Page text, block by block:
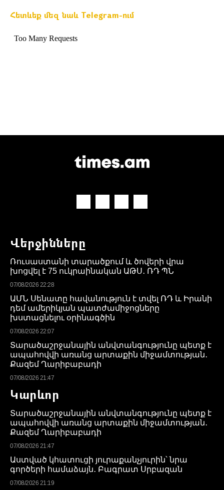
Հետևեք մեզ նաև Telegram-ում
Վերջինները
Ռուսաստանի տարածքում և ծովերի վրա
խոցվել է 75 ուկրաինական ԱԹՍ․ ՌԴ ՊՆ
07/08/2026 22:28
ԱՄՆ Սենատը հավանություն է տվել ՌԴ և Իրանի
դեմ ամերիկյան պատժամիջոցները
խստացնելու օրինագծին
07/08/2026 22:07
Տարածաշրջանային անվտանգությունը պետք է
ապահովվի առանց արտաքին միջամտության․
Քազեմ Ղարիբաբադի
07/08/2026 21:47
Կարևոր
Տարածաշրջանային անվտանգությունը պետք է
ապահովվի առանց արտաքին միջամտության․
Քազեմ Ղարիբաբադի
07/08/2026 21:47
Աստված կհատուցի յուրաքանչյուրին՝ նրա
գործերի համաձայն․ Բագրատ Սրբազան
07/08/2026 21:19